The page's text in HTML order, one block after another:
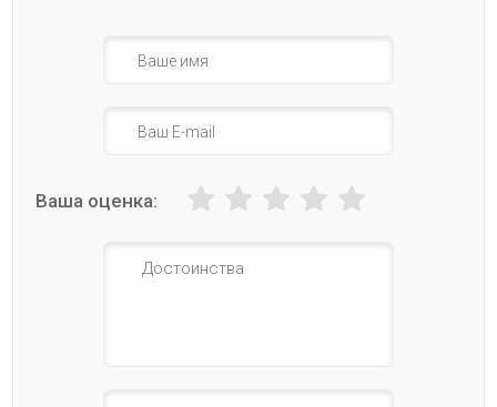
Ваша оценка: